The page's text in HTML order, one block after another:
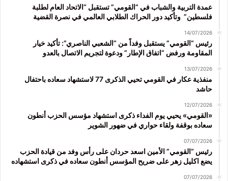
عمدة التربية والشباب في “القومي” تستقبل “الاتحاد العام لطلبة
فلسطين” وتأكيد دور الحراك الطلابي العالمي في نصرة القضية
14/07/2026
رئيس “القومي” يستقبل وفداً من “الشعبي الناصري”: تأكيد خيار
المقاومة ورفض “اتفاق الإطار” ودعوة لتجريم الاتصال بالعدو
13/07/2026
منفذية عكار في القومي تحيي الذكرى 77 لاستشهاد سعاده باحتفال
حاشد
12/07/2026
«القومي» يحيي يوم الفداء ذكرى استشهاد مؤسس الحزب أنطون
سعاده بوقفة ولقاء حواري في ضهور الشوير
07/07/2026
رئيس “القومي” الأمين اسعد حردان على رأس وفد من قيادة الحزب
يضع اكليل زهر على ضريح المؤسس أنطون سعاده في ذكرى استشهاده
07/07/2026